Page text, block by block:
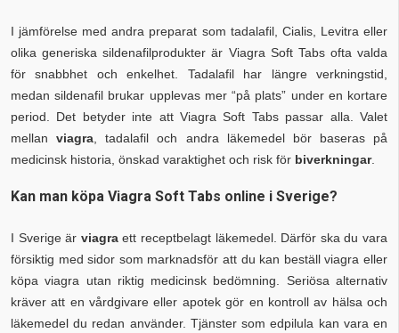
I jämförelse med andra preparat som tadalafil, Cialis, Levitra eller
olika generiska sildenafilprodukter är Viagra Soft Tabs ofta valda
för snabbhet och enkelhet. Tadalafil har längre verkningstid,
medan sildenafil brukar upplevas mer “på plats” under en kortare
period. Det betyder inte att Viagra Soft Tabs passar alla. Valet
mellanviagra , tadalafil och andra läkemedel bör baseras på
medicinsk historia, önskad varaktighet och risk för biverkningar.
Kan man köpa Viagra Soft Tabs online i Sverige?
I Sverige är viagraett receptbelagt läkemedel. Därför ska du vara
försiktig med sidor som marknadsför att du kan beställ viagra eller
köpa viagra utan riktig medicinsk bedömning. Seriösa alternativ
kräver att en vårdgivare eller apotek gör en kontroll av hälsa och
läkemedel du redan använder. Tjänster som edpilula kan vara en